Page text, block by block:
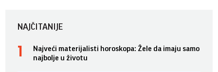
NAJČITANIJE
Najveći materijalisti horoskopa: Žele da imaju samo
najbolje u životu